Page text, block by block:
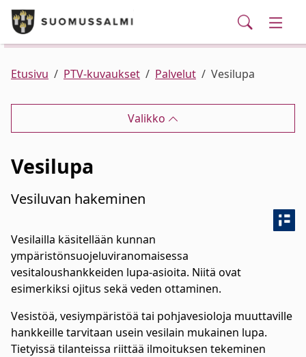
Siirry pääsisältöön
Puhelinluettelo/yhteystiedot
Palvelut
Ajankohtaista
Verkkokauppa
Haku
Kunta ja hallinto
Asuminen ja ympäristö
Varhaiskasvatus ja koulutus
Elinvoima
Kulttuuri, vapaa-aika ja nuoret
Etusivu PTV-kuvaukset Palvelut Vesilupa
Valikko
Vesilupa
Vesiluvan hakeminen
Vesilailla käsitellään kunnan
ympäristönsuojeluviranomaisessa
vesitaloushankkeiden lupa-asioita. Niitä ovat
esimerkiksi ojitus sekä veden ottaminen.
Vesistöä, vesiympäristöä tai pohjavesioloja muuttaville
hankkeille tarvitaan usein vesilain mukainen lupa.
Tietyissä tilanteissa riittää ilmoituksen tekeminen